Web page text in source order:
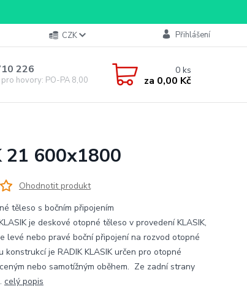
CZK Přihlášení
226
hovory: PO-PA 8,00-16,00
0ks
za 0,00 Kč
21 600x1800
Ohodnotit produkt
těleso s bočním připojením
je deskové otopné těleso v provedení KLASIK,
levé nebo pravé boční připojení na rozvod otopné
konstrukcí je RADIK KLASIK určen pro otopné
nebo samotížným oběhem. Ze zadní strany
celý popis